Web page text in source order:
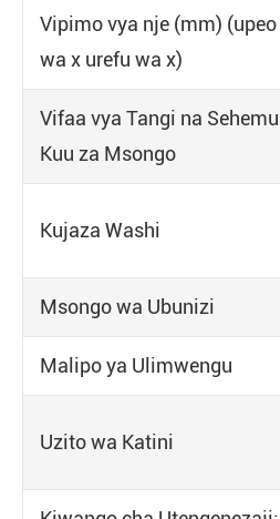
Vipimo vya nje (mm) (upeo
wa x urefu wa x)
Vifaa vya Tangi na Sehemu
Kuu za Msongo
Kujaza Washi
Msongo wa Ubunizi
Malipo ya Ulimwengu
Uzito wa Katini